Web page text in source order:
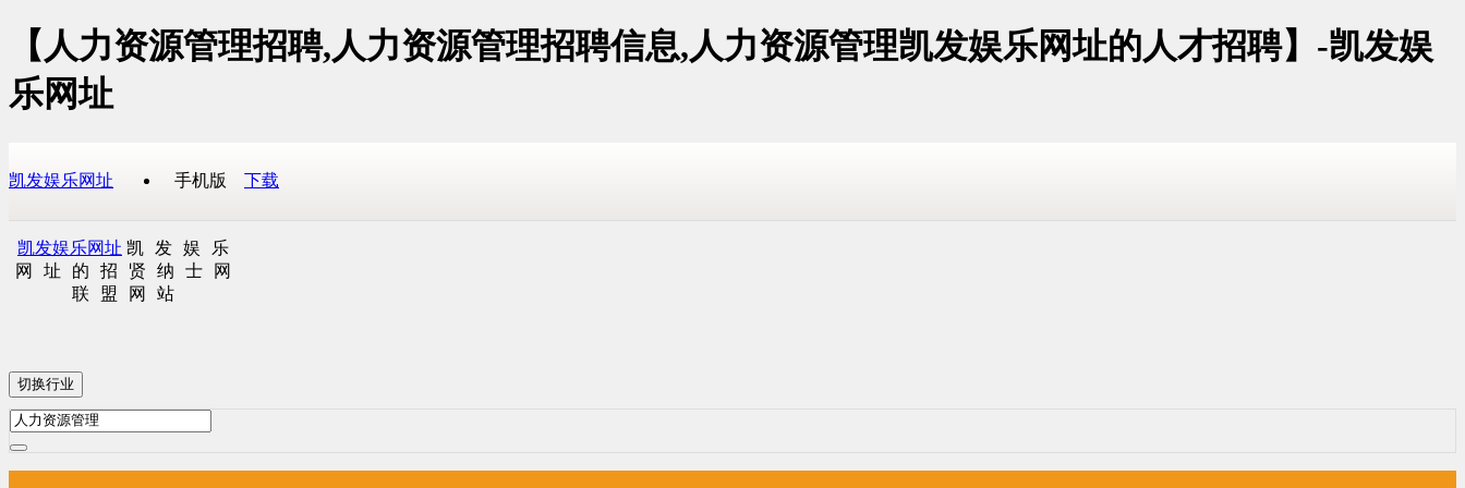
【人力资源管理招聘,人力资源管理招聘信息,人力资源管理凯发娱乐网址的人才招聘】-凯发娱
乐网址
凯发娱乐网址 手机版 下载
凯发娱乐网址 凯发娱乐
网址的招贤纳士网
联盟网站
切换行业